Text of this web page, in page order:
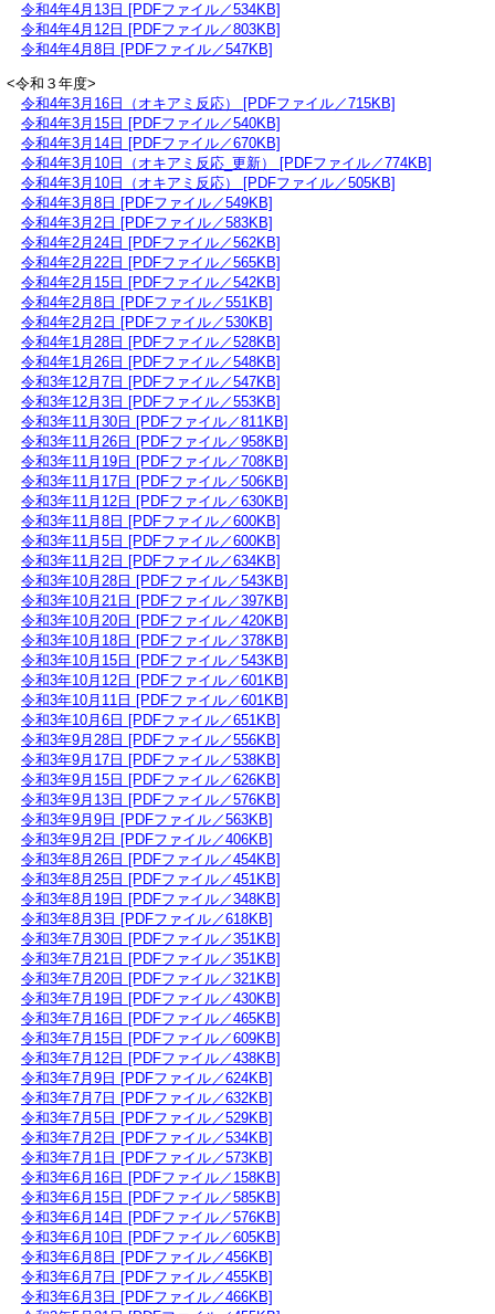
令和4年4月13日 [PDFファイル／534KB]
令和4年4月12日 [PDFファイル／803KB]
令和4年4月8日 [PDFファイル／547KB]
<令和３年度>
令和4年3月16日（オキアミ反応） [PDFファイル／715KB]
令和4年3月15日 [PDFファイル／540KB]
令和4年3月14日 [PDFファイル／670KB]
令和4年3月10日（オキアミ反応_更新） [PDFファイル／774KB]
令和4年3月10日（オキアミ反応） [PDFファイル／505KB]
令和4年3月8日 [PDFファイル／549KB]
令和4年3月2日 [PDFファイル／583KB]
令和4年2月24日 [PDFファイル／562KB]
令和4年2月22日 [PDFファイル／565KB]
令和4年2月15日 [PDFファイル／542KB]
令和4年2月8日 [PDFファイル／551KB]
令和4年2月2日 [PDFファイル／530KB]
令和4年1月28日 [PDFファイル／528KB]
令和4年1月26日 [PDFファイル／548KB]
令和3年12月7日 [PDFファイル／547KB]
令和3年12月3日 [PDFファイル／553KB]
令和3年11月30日 [PDFファイル／811KB]
令和3年11月26日 [PDFファイル／958KB]
令和3年11月19日 [PDFファイル／708KB]
令和3年11月17日 [PDFファイル／506KB]
令和3年11月12日 [PDFファイル／630KB]
令和3年11月8日 [PDFファイル／600KB]
令和3年11月5日 [PDFファイル／600KB]
令和3年11月2日 [PDFファイル／634KB]
令和3年10月28日 [PDFファイル／543KB]
令和3年10月21日 [PDFファイル／397KB]
令和3年10月20日 [PDFファイル／420KB]
令和3年10月18日 [PDFファイル／378KB]
令和3年10月15日 [PDFファイル／543KB]
令和3年10月12日 [PDFファイル／601KB]
令和3年10月11日 [PDFファイル／601KB]
令和3年10月6日 [PDFファイル／651KB]
令和3年9月28日 [PDFファイル／556KB]
令和3年9月17日 [PDFファイル／538KB]
令和3年9月15日 [PDFファイル／626KB]
令和3年9月13日 [PDFファイル／576KB]
令和3年9月9日 [PDFファイル／563KB]
令和3年9月2日 [PDFファイル／406KB]
令和3年8月26日 [PDFファイル／454KB]
令和3年8月25日 [PDFファイル／451KB]
令和3年8月19日 [PDFファイル／348KB]
令和3年8月3日 [PDFファイル／618KB]
令和3年7月30日 [PDFファイル／351KB]
令和3年7月21日 [PDFファイル／351KB]
令和3年7月20日 [PDFファイル／321KB]
令和3年7月19日 [PDFファイル／430KB]
令和3年7月16日 [PDFファイル／465KB]
令和3年7月15日 [PDFファイル／609KB]
令和3年7月12日 [PDFファイル／438KB]
令和3年7月9日 [PDFファイル／624KB]
令和3年7月7日 [PDFファイル／632KB]
令和3年7月5日 [PDFファイル／529KB]
令和3年7月2日 [PDFファイル／534KB]
令和3年7月1日 [PDFファイル／573KB]
令和3年6月16日 [PDFファイル／158KB]
令和3年6月15日 [PDFファイル／585KB]
令和3年6月14日 [PDFファイル／576KB]
令和3年6月10日 [PDFファイル／605KB]
令和3年6月8日 [PDFファイル／456KB]
令和3年6月7日 [PDFファイル／455KB]
令和3年6月3日 [PDFファイル／466KB]